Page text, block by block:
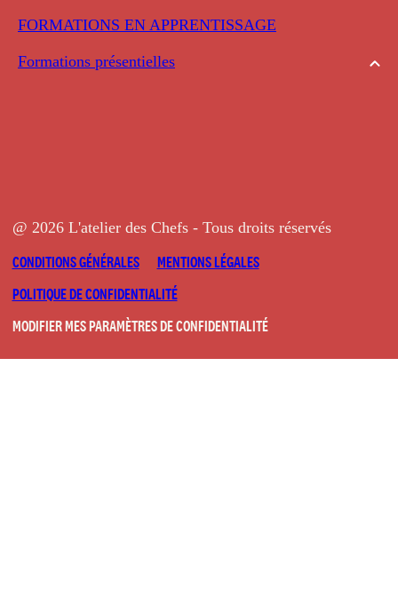
FORMATIONS EN APPRENTISSAGE
Formations présentielles
@ 2026 L'atelier des Chefs - Tous droits réservés
CONDITIONS GÉNÉRALES
MENTIONS LÉGALES
POLITIQUE DE CONFIDENTIALITÉ
MODIFIER MES PARAMÈTRES DE CONFIDENTIALITÉ